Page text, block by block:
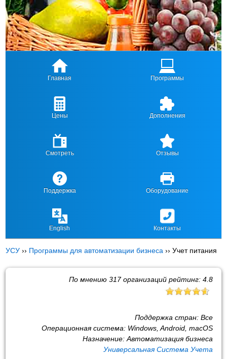
Главная Программы
Цены Дополнения
Смотреть Отзывы
Поддержка Оборудование
English Контакты
УСУ ›› Программы для автоматизации бизнеса ››Учет питания
По мнению 317организаций рейтинг: 4.8
Поддержка стран: Все
Операционная система: Windows, Android, macOS
Назначение: Автоматизация бизнеса
Универсальная Система Учета